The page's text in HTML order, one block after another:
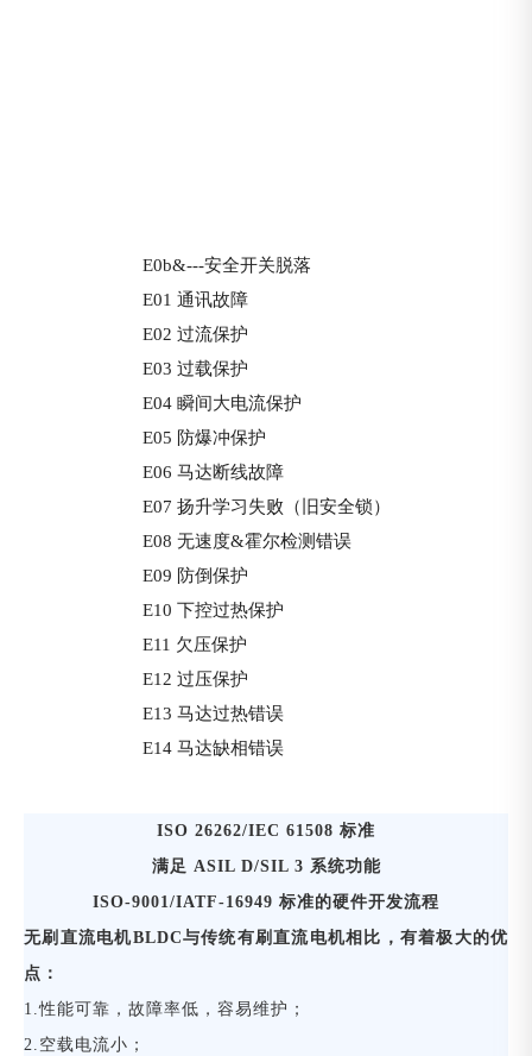
E0b&---安全开关脱落
E01 通讯故障
E02 过流保护
E03 过载保护
E04 瞬间大电流保护
E05 防爆冲保护
E06 马达断线故障
E07 扬升学习失败（旧安全锁）
E08 无速度&霍尔检测错误
E09 防倒保护
E10 下控过热保护
E11 欠压保护
E12 过压保护
E13 马达过热错误
E14 马达缺相错误
ISO 26262/IEC 61508 标准
满足 ASIL D/SIL 3 系统功能
ISO-9001/IATF-16949 标准的硬件开发流程
无刷直流电机BLDC与传统有刷直流电机相比，有着极大的优
点：
1.性能可靠，故障率低，容易维护；
2.空载电流小；